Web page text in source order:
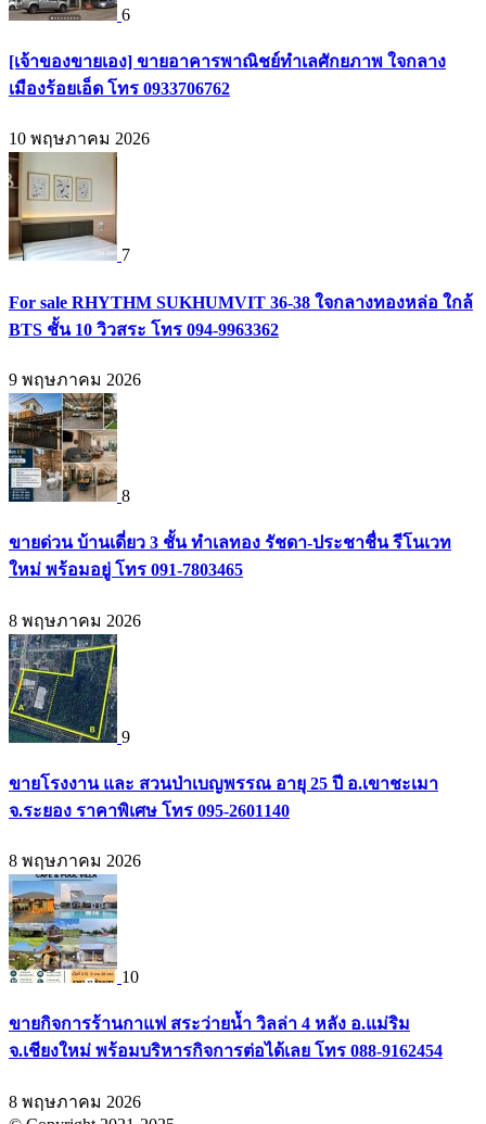
6
[เจ้าของขายเอง] ขายอาคารพาณิชย์ทำเลศักยภาพ ใจกลาง
เมืองร้อยเอ็ด โทร 0933706762
10 พฤษภาคม 2026
7
For sale RHYTHM SUKHUMVIT 36-38 ใจกลางทองหล่อ ใกล้
BTS ชั้น 10 วิวสระ โทร 094-9963362
9 พฤษภาคม 2026
8
ขายด่วน บ้านเดี่ยว 3 ชั้น ทำเลทอง รัชดา-ประชาชื่น รีโนเวท
ใหม่ พร้อมอยู่ โทร 091-7803465
8 พฤษภาคม 2026
9
ขายโรงงาน และ สวนป่าเบญพรรณ อายุ 25 ปี อ.เขาชะเมา
จ.ระยอง ราคาพิเศษ โทร 095-2601140
8 พฤษภาคม 2026
10
ขายกิจการร้านกาแฟ สระว่ายน้ำ วิลล่า 4 หลัง อ.แม่ริม
จ.เชียงใหม่ พร้อมบริหารกิจการต่อได้เลย โทร 088-9162454
8 พฤษภาคม 2026